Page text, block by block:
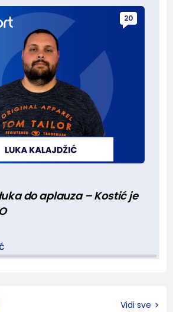
20
do aplauza – Kostić je
Vidi sve